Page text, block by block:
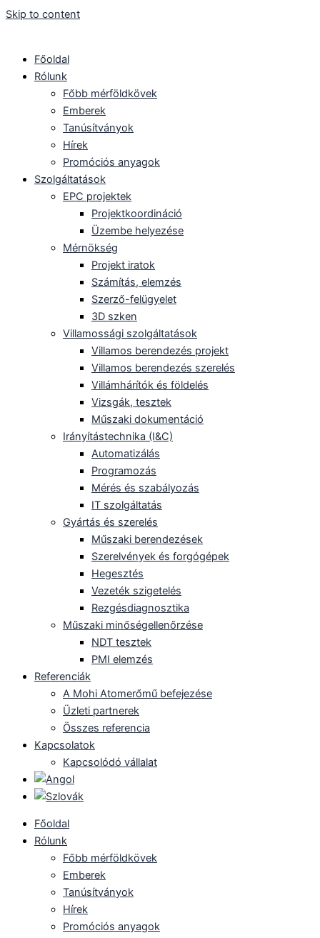
Skip to content
Főoldal
Rólunk
Főbb mérföldkövek
Emberek
Tanúsítványok
Hírek
Promóciós anyagok
Szolgáltatások
EPC projektek
Projektkoordináció
Üzembe helyezése
Mérnökség
Projekt iratok
Számítás, elemzés
Szerző-felügyelet
3D szken
Villamossági szolgáltatások
Villamos berendezés projekt
Villamos berendezés szerelés
Villámhárítók és földelés
Vizsgák, tesztek
Műszaki dokumentáció
Irányítástechnika (I&C)
Automatizálás
Programozás
Mérés és szabályozás
IT szolgáltatás
Gyártás és szerelés
Műszaki berendezések
Szerelvények és forgógépek
Hegesztés
Vezeték szigetelés
Rezgésdiagnosztika
Műszaki minőségellenőrzése
NDT tesztek
PMI elemzés
Referenciák
A Mohi Atomerőmű befejezése
Üzleti partnerek
Összes referencia
Kapcsolatok
Kapcsolódó vállalat
Főoldal
Rólunk
Főbb mérföldkövek
Emberek
Tanúsítványok
Hírek
Promóciós anyagok